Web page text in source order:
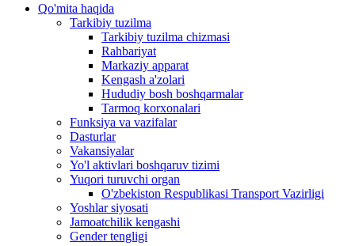
Qo'mita haqida
Tarkibiy tuzilma
Tarkibiy tuzilma chizmasi
Rahbariyat
Markaziy apparat
Kengash a'zolari
Hududiy bosh boshqarmalar
Tarmoq korxonalari
Funksiya va vazifalar
Dasturlar
Vakansiyalar
Yo'l aktivlari boshqaruv tizimi
Yuqori turuvchi organ
O'zbekiston Respublikasi Transport Vazirligi
Yoshlar siyosati
Jamoatchilik kengashi
Gender tengligi